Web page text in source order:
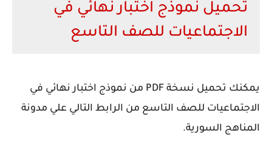
تحميل نموذج اختبار نهائي في
الاجتماعيات للصف التاسع
يمكنك تحميل نسخة PDF من نموذج اختبار نهائي في
الاجتماعيات للصف التاسع من الرابط التالي علي مدونة
المناهج السورية.